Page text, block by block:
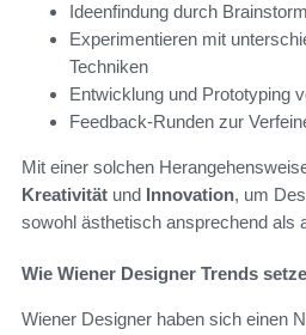
Ideenfindung durch
Experimentieren mit
Techniken
Entwicklung und Prototyping
Feedback-Runden zur
Mit einer solchen
Kreativität und Innovation, um
sowohl ästhetisch ansprechend als
Wie Wiener Designer Trends
Wiener Designer haben sich einen